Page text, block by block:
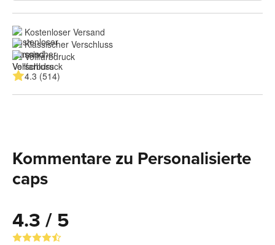
Kostenloser Versand
Klassischer Verschluss
Vollfarbdruck
4.3 (514)
Kommentare zu Personalisierte
caps
4.3 / 5